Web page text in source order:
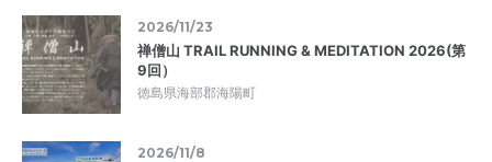
2026/11/23
禅僧山 TRAIL RUNNING & MEDITATION 2026(第
9回）
徳島県海部郡海陽町
2026/11/8